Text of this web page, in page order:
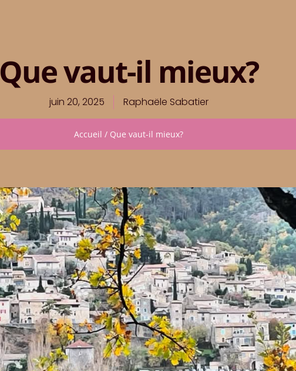
Que vaut-il mieux?
juin 20, 2025 Raphaële Sabatier
Accueil / Que vaut-il mieux?